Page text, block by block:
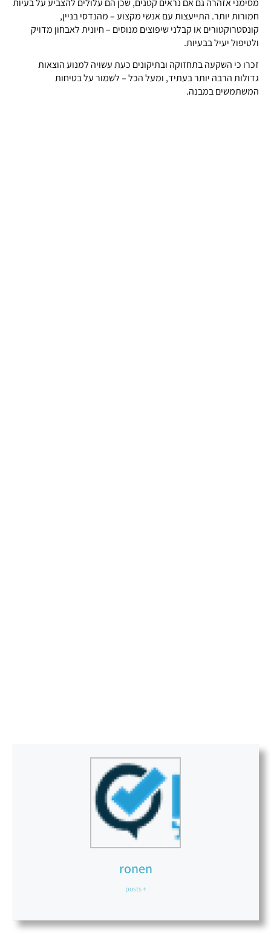
חמורות יותר. התייעצות עם אנשי מקצוע – מהנדסי בניין,
קונסטרוקטורים או קבלני שיפוצים מנוסים – חיונית לאבחון מדויק
ולטיפול יעיל בבעיות.
זכרו כי השקעה בתחזוקה ובתיקונים כעת עשויה למנוע הוצאות
גדולות הרבה יותר בעתיד, ומעל הכל – לשמור על בטיחות
המשתמשים במבנה.
ronen
+ posts